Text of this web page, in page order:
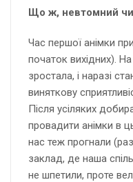
Що ж, невтомний
Час першої анімки
початок вихідних).
зростала, і наразі
виняткову
Після усіляких
провадити анімки в
нас теж прогнали
заклад, де наша
не шпетили, проте